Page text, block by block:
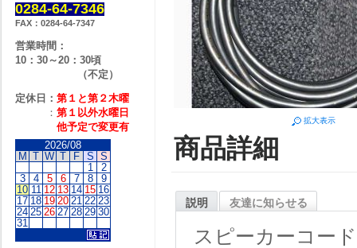
拡大表示
商品詳細
説明 友達に知らせる
スピーカーコード
0284-64-7346
FAX：0284-64-7347
営業時間：
10：30～20：30頃
（不定）
定休日： 第１と第２木曜
： 第１以外水曜日
他予定で変更有
2026/08
M T W T F S S
1
2
3
4 5 6 7 8
9
10 11 12 13 14 15 16
17 18 19 20 21 22 23
24 25 26 27 28 29 30
31